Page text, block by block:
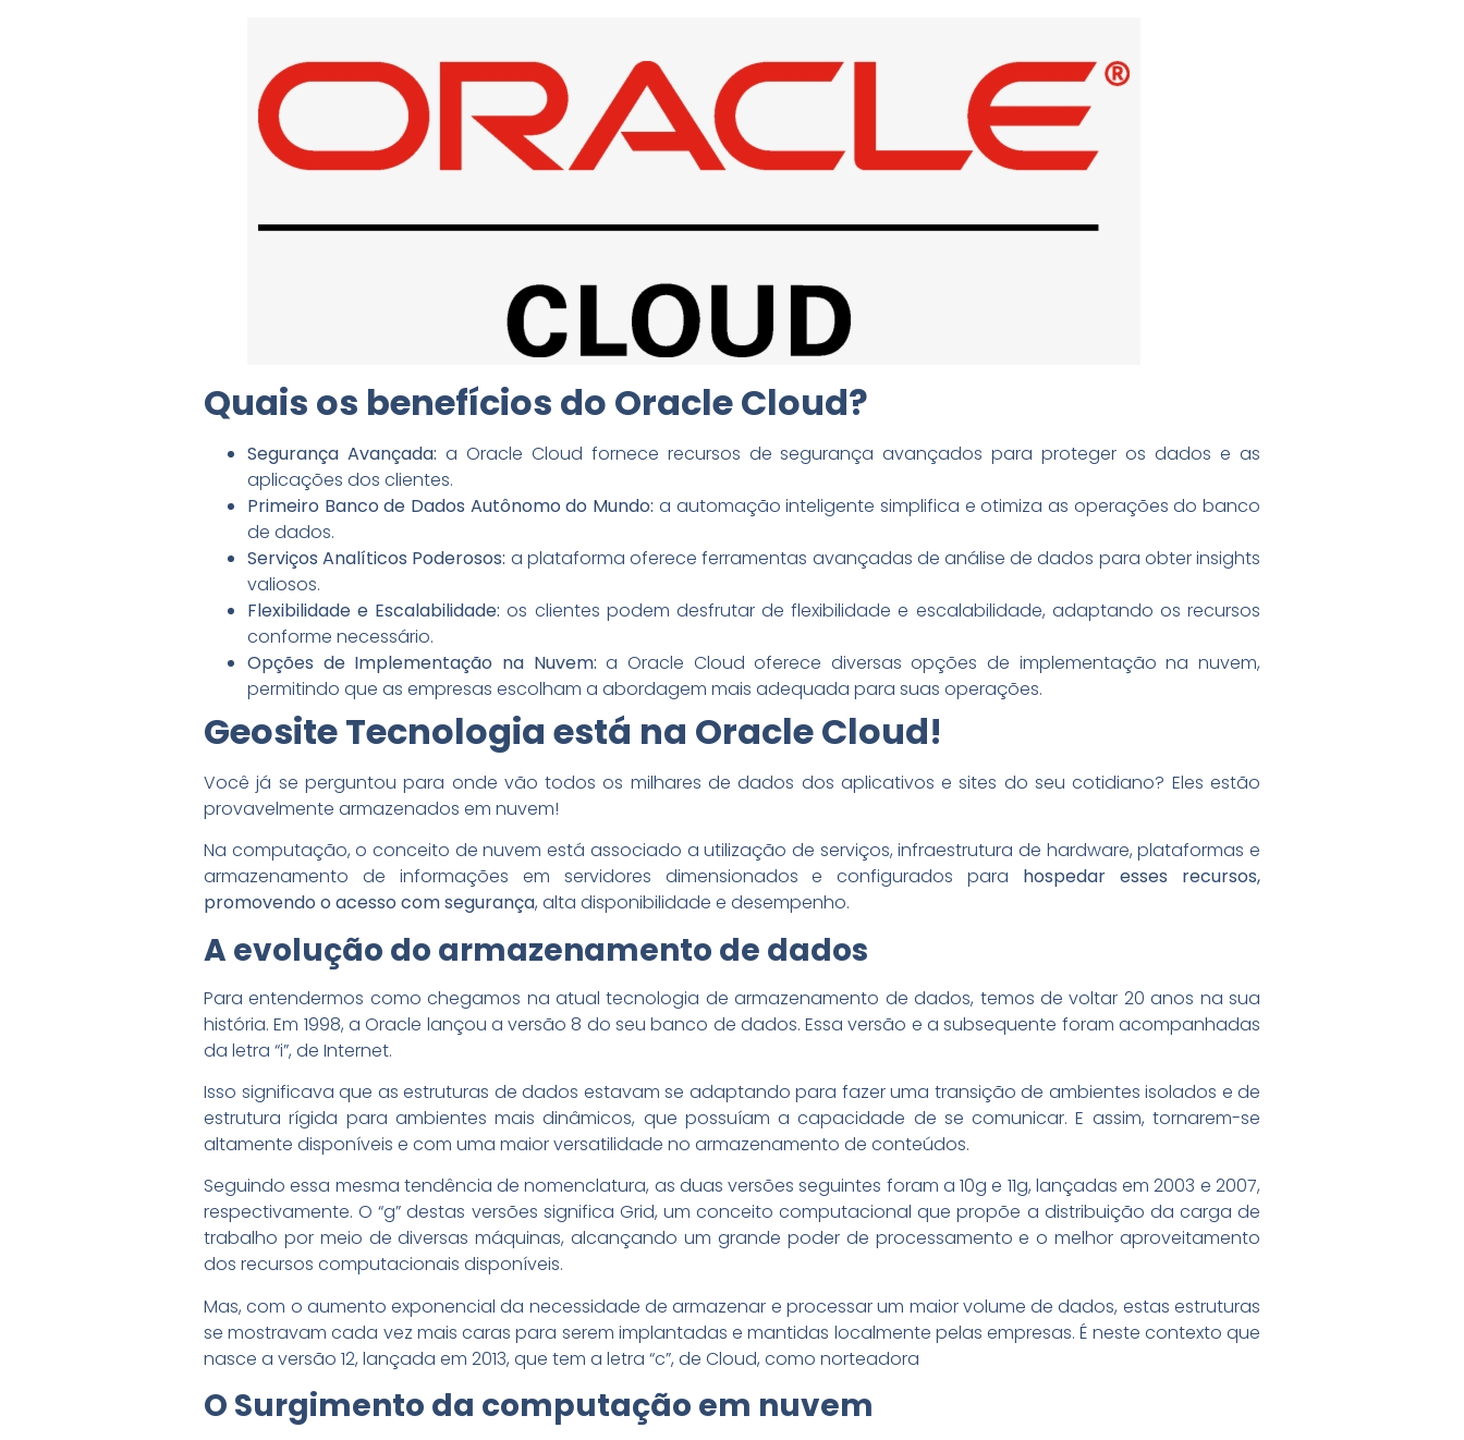
Quais os benefícios do Oracle Cloud?
Segurança Avançada: a Oracle Cloud fornece recursos de segurança avançados para proteger os dados e as
aplicações dos clientes.
Primeiro Banco de Dados Autônomo do Mundo: a automação inteligente simplifica e otimiza as operações do banco
de dados.
Serviços Analíticos Poderosos: a plataforma oferece ferramentas avançadas de análise de dados para obter insights
valiosos.
Flexibilidade e Escalabilidade: os clientes podem desfrutar de flexibilidade e escalabilidade, adaptando os recursos
conforme necessário.
Opções de Implementação na Nuvem: a Oracle Cloud oferece diversas opções de implementação na nuvem,
permitindo que as empresas escolham a abordagem mais adequada para suas operações.
Geosite Tecnologia está na Oracle Cloud!
Você já se perguntou para onde vão todos os milhares de dados dos aplicativos e sites do seu cotidiano? Eles estão
provavelmente armazenados em nuvem!
Na computação, o conceito de nuvem está associado a utilização de serviços, infraestrutura de hardware, plataformas e
armazenamento de informações em servidores dimensionados e configurados para hospedar esses recursos,
promovendo o acesso com segurança, alta disponibilidade e desempenho.
A evolução do armazenamento de dados
Para entendermos como chegamos na atual tecnologia de armazenamento de dados, temos de voltar 20 anos na sua
história. Em 1998, a Oracle lançou a versão 8 do seu banco de dados. Essa versão e a subsequente foram acompanhadas
da letra “i”, de Internet.
Isso significava que as estruturas de dados estavam se adaptando para fazer uma transição de ambientes isolados e de
estrutura rígida para ambientes mais dinâmicos, que possuíam a capacidade de se comunicar. E assim, tornarem-se
altamente disponíveis e com uma maior versatilidade no armazenamento de conteúdos.
Seguindo essa mesma tendência de nomenclatura, as duas versões seguintes foram a 10g e 11g, lançadas em 2003 e 2007,
respectivamente. O “g” destas versões significa Grid, um conceito computacional que propõe a distribuição da carga de
trabalho por meio de diversas máquinas, alcançando um grande poder de processamento e o melhor aproveitamento
dos recursos computacionais disponíveis.
Mas, com o aumento exponencial da necessidade de armazenar e processar um maior volume de dados, estas estruturas
se mostravam cada vez mais caras para serem implantadas e mantidas localmente pelas empresas. É neste contexto que
nasce a versão 12, lançada em 2013, que tem a letra “c”, de Cloud, como norteadora
O Surgimento da computação em nuvem